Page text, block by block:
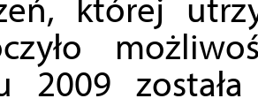
2009